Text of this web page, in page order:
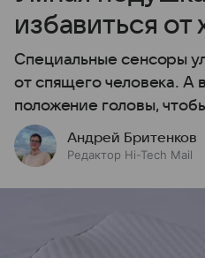
избавиться от
Специальные сенсоры
от спящего человека. А
положение головы,
Андрей Бритенков
Редактор Hi-Tech Mail